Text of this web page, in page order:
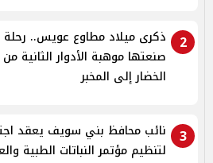
2
ذكرى ميلاد مطاوع عويس.. رحلة
صنعتها موهبة الأدوار الثانية من
الخضار إلى المخبر
3
نائب محافظ بني سويف يعقد
لتنظيم مؤتمر النباتات الطبية